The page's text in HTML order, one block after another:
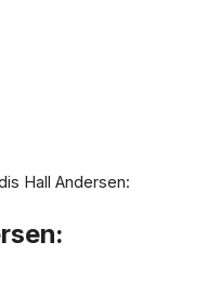
Hall Andersen: